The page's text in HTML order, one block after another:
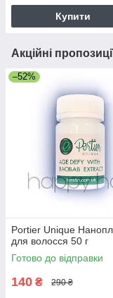
Купити
Акційні
–52%
Portier Unique
для волосся 50 г
Готово до відправки
140 ₴ 290 ₴